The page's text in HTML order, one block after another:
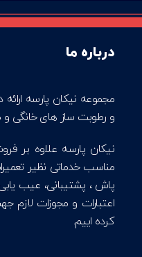
جنس استیل و برنج
عدم نیاز به برق
درباره ما
مجموعه نیکان پارسه
و رطوبت ساز های خانگی
نیکان پارسه علاوه بر
مناسب خدماتی نظیر
پاش ، پشتیبانی، عیب
اعتبارات و مجوزات
کرده اییم.